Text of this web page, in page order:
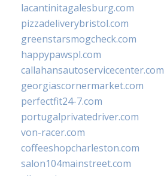
lacantinitagalesburg.com
pizzadeliverybristol.com
greenstarsmogcheck.com
happypawspl.com
callahansautoservicecenter.com
georgiascornermarket.com
perfectfit24-7.com
portugalprivatedriver.com
von-racer.com
coffeeshopcharleston.com
salon104mainstreet.com